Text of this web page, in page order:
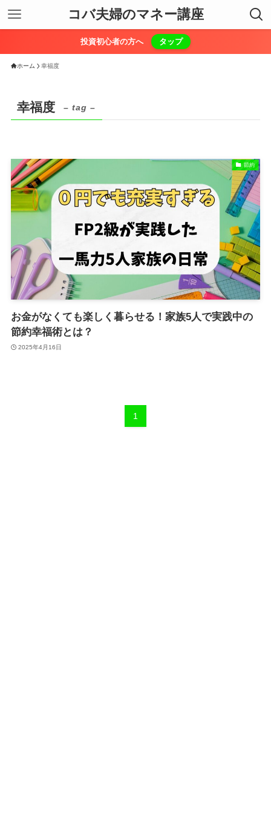
コバ夫婦のマネー講座
投資初心者の方へ タップ
ホーム 幸福度
幸福度 – tag –
節約
お金がなくても楽しく暮らせる！家族5人で実践中の
節約幸福術とは？
2025年4月16日
1